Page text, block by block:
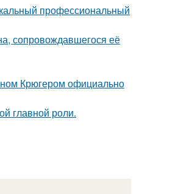
профессиональный
сопровождавшегося её
Крюгером официально
главной роли.